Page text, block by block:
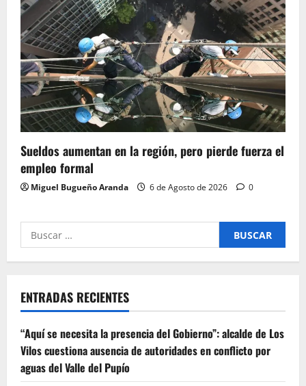
Sueldos aumentan en la región, pero pierde fuerza el
empleo formal
Miguel Bugueño Aranda 6 de Agosto de 2026 0
Buscar
por:
ENTRADAS RECIENTES
“Aquí se necesita la presencia del Gobierno”: alcalde de Los
Vilos cuestiona ausencia de autoridades en conflicto por
aguas del Valle del Pupío